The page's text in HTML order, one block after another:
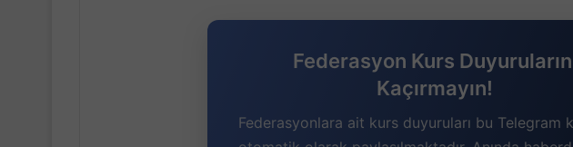
Federasyon Kurs
Kaçırmayın!
Federasyonlara ait kurs duyuruları bu Telegram